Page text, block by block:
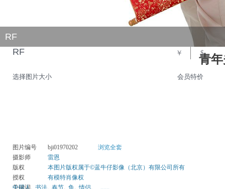
RF
青
选择图片大小 会员特价
RF ￥ $
图片编号 bji01970202
浏览全套
摄影师
雷恩
版权
本图片版权属于©蓝牛仔影像（北京）有限公司所有
授权
有模特肖像权